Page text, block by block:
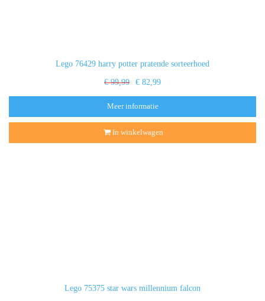
Lego 76429 harry potter pratende sorteerhoed
€ 99,99 € 82,99
Meer informatie
In winkelwagen
Lego 75375 star wars millennium falcon